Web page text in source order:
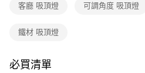
是否繳費成功／繳費後需取消欲退款等相
【注意事項】
易，需依本服務之必要範圍內提供個人資
權轉讓予恩沛科技股份有限公司。
客廳 吸頂燈 可調角度 吸頂燈
鐵材 吸頂燈
必買清單